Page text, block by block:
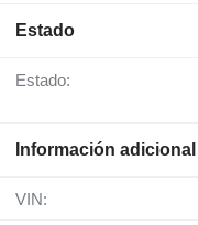
Estado
Estado:
Información adicional
VIN: